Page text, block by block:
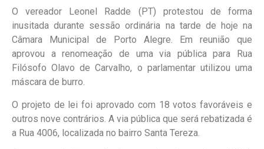
O vereador Leonel Radde (PT) protestou de forma
inusitada durante sessão ordinária na tarde de hoje na
Câmara Municipal de Porto Alegre. Em reunião que
aprovou a renomeação de uma via pública para Rua
Filósofo Olavo de Carvalho, o parlamentar utilizou uma
máscara de burro.
O projeto de lei foi aprovado com 18 votos favoráveis e
outros nove contrários. A via pública que será rebatizada é
a Rua 4006, localizada no bairro Santa Tereza.